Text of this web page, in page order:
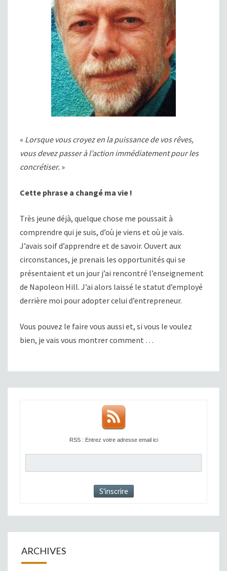
« Lorsque vous croyez en la puissance de vos rêves,
vous devez passer à l’action immédiatement pour les
concrétiser. »
Cette phrase a changé ma vie !
Très jeune déjà, quelque chose me poussait à
comprendre qui je suis, d’où je viens et où je vais.
J’avais soif d’apprendre et de savoir. Ouvert aux
circonstances, je prenais les opportunités qui se
présentaient et un jour j’ai rencontré l’enseignement
de Napoleon Hill. J’ai alors laissé le statut d’employé
derrière moi pour adopter celui d’entrepreneur.
Vous pouvez le faire vous aussi et, si vous le voulez
bien, je vais vous montrer comment …
RSS : Entrez votre adresse email ici
ARCHIVES